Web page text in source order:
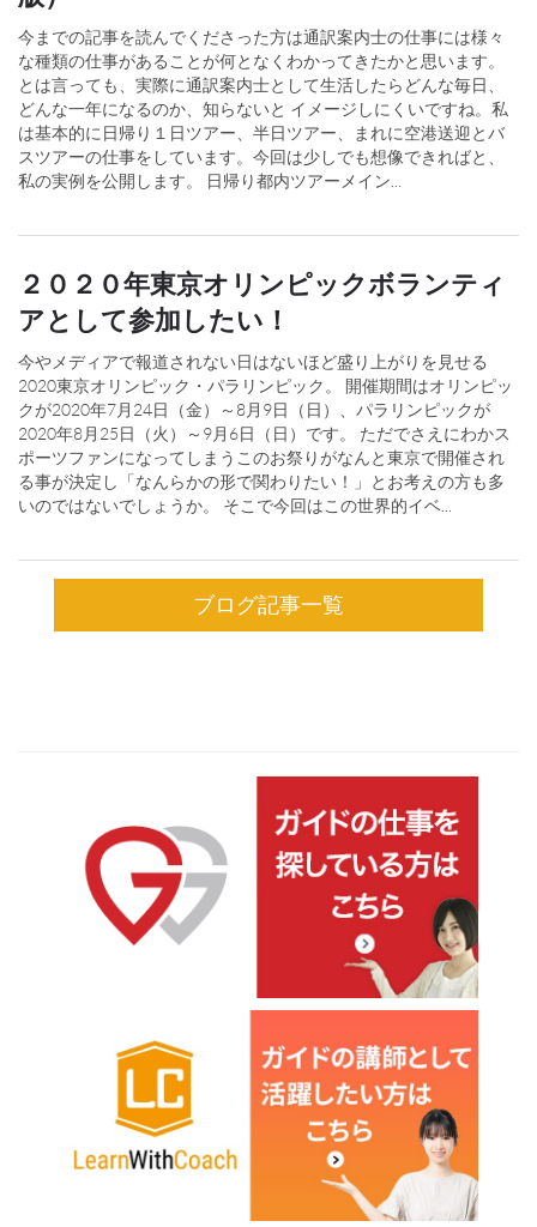
今までの記事を読んでくださった方は通訳案内士の仕事には様々
な種類の仕事があることが何となくわかってきたかと思います。
とは言っても、実際に通訳案内士として生活したらどんな毎日、
どんな一年になるのか、知らないと イメージしにくいですね。私
は基本的に日帰り１日ツアー、半日ツアー、まれに空港送迎とバ
スツアーの仕事をしています。今回は少しでも想像できればと、
私の実例を公開します。 日帰り都内ツアーメイン...
２０２０年東京オリンピックボランティ
アとして参加したい！
今やメディアで報道されない日はないほど盛り上がりを見せる
2020東京オリンピック・パラリンピック。 開催期間はオリンピッ
クが2020年7月24日（金）～8月9日（日）、パラリンピックが
2020年8月25日（火）～9月6日（日）です。 ただでさえにわかス
ポーツファンになってしまうこのお祭りがなんと東京で開催され
る事が決定し「なんらかの形で関わりたい！」とお考えの方も多
いのではないでしょうか。 そこで今回はこの世界的イベ...
ブログ記事一覧